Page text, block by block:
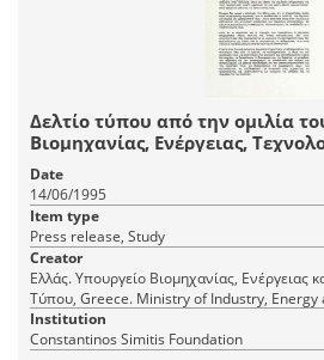
Δελτίο τύπου από την ομιλία
Βιομηχανίας, Ενέργειας,
κ. Κώστα Σημίτη, σε συνάντηση
των Δημοσίων Επιχειρήσεων
Date
14/06/1995
Item type
Press release, Study
Creator
Ελλάς. Υπουργείο Βιομηχανίας, Ενέργειας
Τύπου, Greece. Ministry of Industry, Energy
Office
Institution
Constantinos Simitis Foundation